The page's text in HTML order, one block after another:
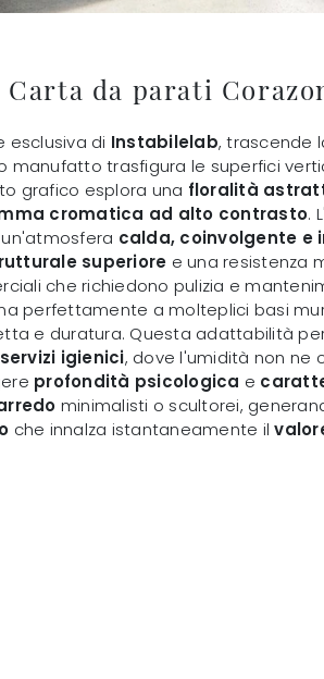
Carta da parati
esclusiva di Instabilelab, trascende
manufatto trasfigura le superfici
grafico esplora una floralità
cromatica ad alto contrasto.
calda, coinvolgente e
superiore e una resistenza
che richiedono pulizia e
perfettamente a molteplici basi
e duratura. Questa adattabilità
servizi igienici, dove l'umidità non ne
profondità psicologica e
minimalisti o scultorei,
che innalza istantaneamente il